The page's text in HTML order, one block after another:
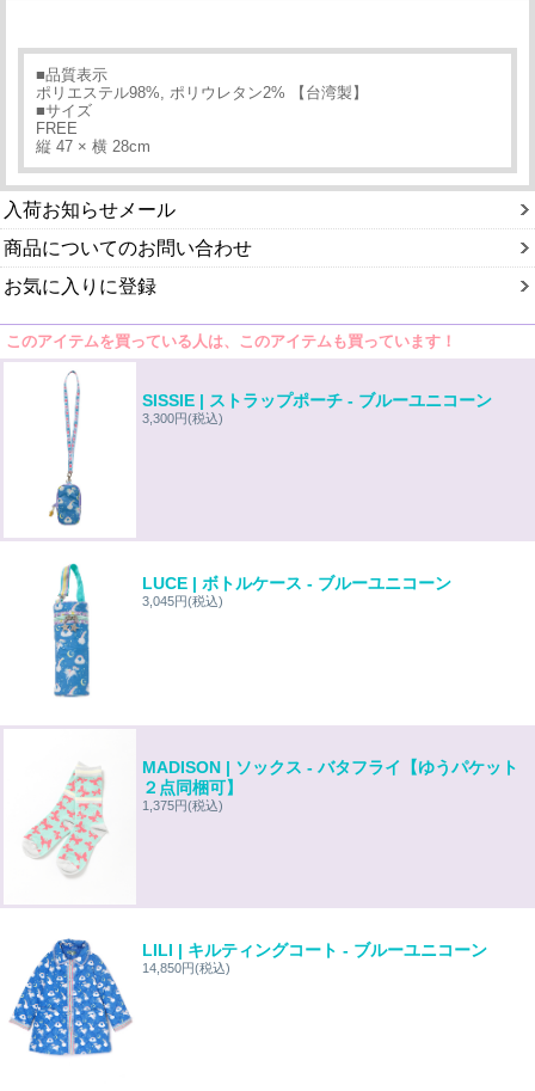
■品質表示
ポリエステル98%, ポリウレタン2% 【台湾製】
■サイズ
FREE
縦 47 × 横 28cm
入荷お知らせメール
商品についてのお問い合わせ
お気に入りに登録
このアイテムを買っている人は、このアイテムも買っています！
SISSIE | ストラップポーチ - ブルーユニコーン
3,300円(税込)
LUCE | ボトルケース - ブルーユニコーン
3,045円(税込)
MADISON | ソックス - バタフライ【ゆうパケット
２点同梱可】
1,375円(税込)
LILI | キルティングコート - ブルーユニコーン
14,850円(税込)